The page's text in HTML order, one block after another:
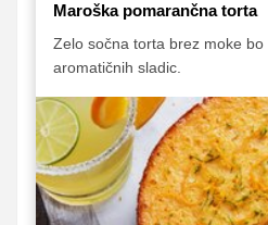
Maroška pomarančna torta
Zelo sočna torta brez moke bo
aromatičnih sladic.